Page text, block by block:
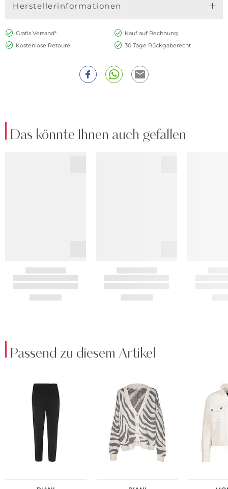
Herstellerinformationen
Gratis Versand*
Kauf auf Rechnung
Kostenlose Retoure
30 Tage Rückgaberecht
Das könnte Ihnen auch gefallen
Passend zu diesem Artikel